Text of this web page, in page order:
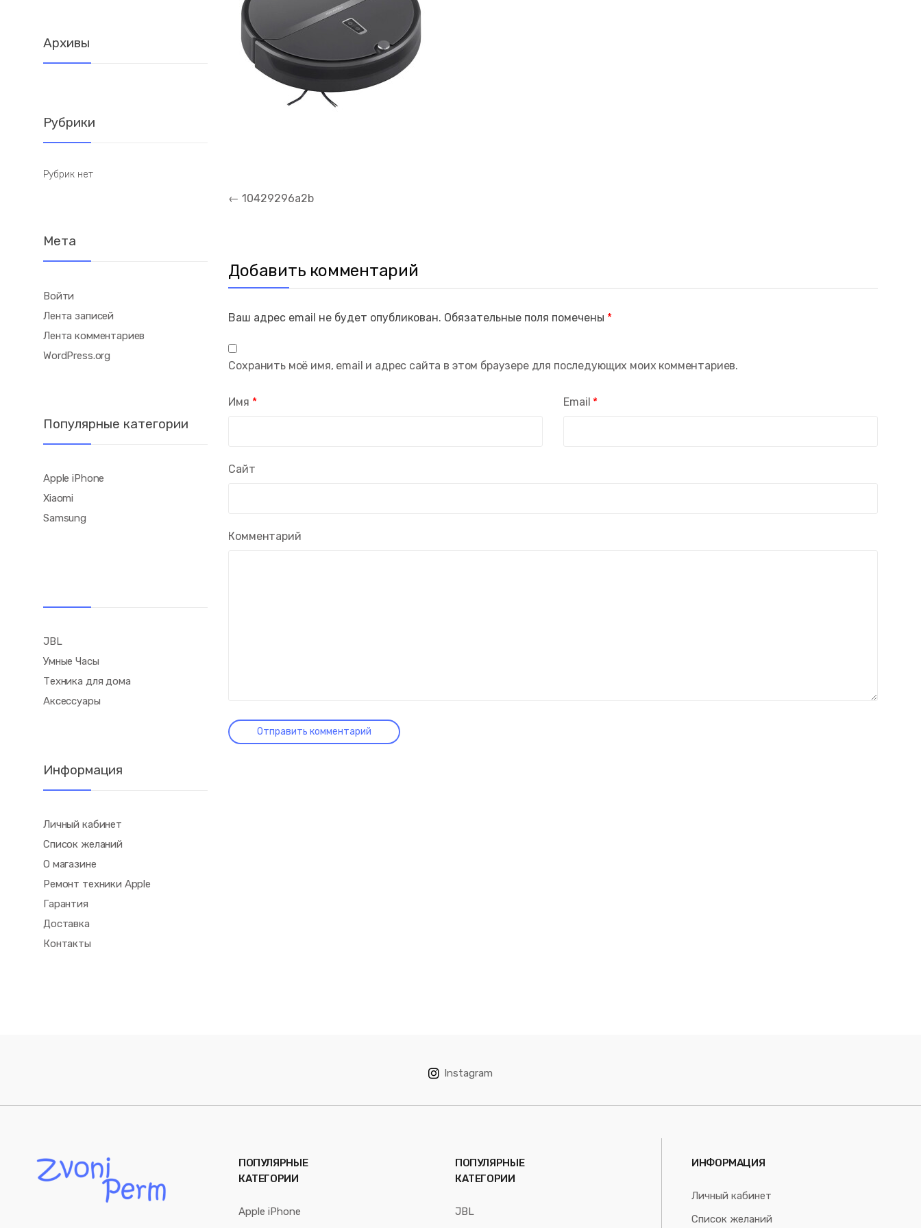
Навигация
← 10429296a2b
Добавить комментарий
Ваш адрес email не будет опубликован. Обязательные поля помечены *
Комментарий
Имя * Email *
Сайт
Сохранить моё имя, email и адрес сайта в этом браузере для последующих моих комментариев.
Архивы
Рубрики
Рубрик нет
Мета
Войти
Лента записей
Лента комментариев
WordPress.org
Популярные категории
Apple iPhone
Xiaomi
Samsung
JBL
Умные Часы
Техника для дома
Аксессуары
Информация
Личный кабинет
Список желаний
О магазине
Ремонт техники Apple
Гарантия
Доставка
Контакты
Instagram
ПОПУЛЯРНЫЕ
КАТЕГОРИИ
Apple iPhone
ПОПУЛЯРНЫЕ
КАТЕГОРИИ
JBL
ИНФОРМАЦИЯ
Личный кабинет
Список желаний